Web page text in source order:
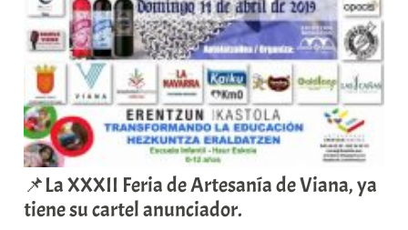
📌La XXXII Feria de Artesanía de Viana, ya
tiene su cartel anunciador.